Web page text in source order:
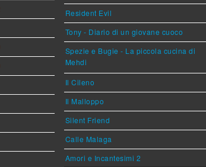
Resident Evil
Tony - Diario di un giovane cuoco
Spezie e Bugie - La piccola cucina di
Mehdi
Il Cileno
Il Malloppo
Silent Friend
Calle Malaga
Amori e Incantesimi 2